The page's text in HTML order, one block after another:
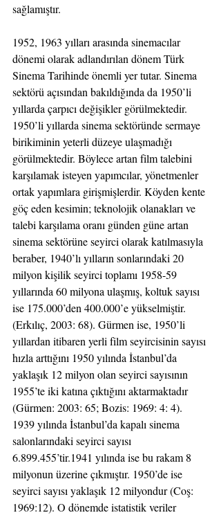
sağlamıştır.
1952, 1963 yılları arasında sinemacılar
dönemi olarak adlandırılan dönem Türk
Sinema Tarihinde önemli yer tutar. Sinema
sektörü açısından bakıldığında da 1950’li
yıllarda çarpıcı değişikler görülmektedir.
1950’li yıllarda sinema sektöründe sermaye
birikiminin yeterli düzeye ulaşmadığı
görülmektedir. Böylece artan film talebini
karşılamak isteyen yapımcılar, yönetmenler
ortak yapımlara girişmişlerdir. Köyden kente
göç eden kesimin; teknolojik olanakları ve
talebi karşılama oranı günden güne artan
sinema sektörüne seyirci olarak katılmasıyla
beraber, 1940’lı yılların sonlarındaki 20
milyon kişilik seyirci toplamı 1958-59
yıllarında 60 milyona ulaşmış, koltuk sayısı
ise 175.000’den 400.000’e yükselmiştir.
(Erkılıç, 2003: 68). Gürmen ise, 1950’li
yıllardan itibaren yerli film seyircisinin sayısı
hızla arttığını 1950 yılında İstanbul’da
yaklaşık 12 milyon olan seyirci sayısının
1955’te iki katına çıktığını aktarmaktadır
(Gürmen: 2003: 65; Bozis: 1969: 4: 4).
1939 yılında İstanbul’da kapalı sinema
salonlarındaki seyirci sayısı
6.899.455’tir.1941 yılında ise bu rakam 8
milyonun üzerine çıkmıştır. 1950’de ise
seyirci sayısı yaklaşık 12 milyondur (Coş:
1969:12). O dönemde istatistik veriler